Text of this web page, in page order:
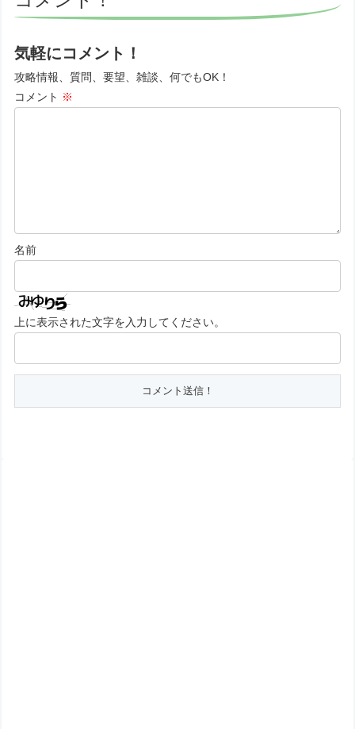
気軽にコメント！
攻略情報、質問、要望、雑談、何でもOK！
コメント ※
名前
上に表示された文字を入力してください。